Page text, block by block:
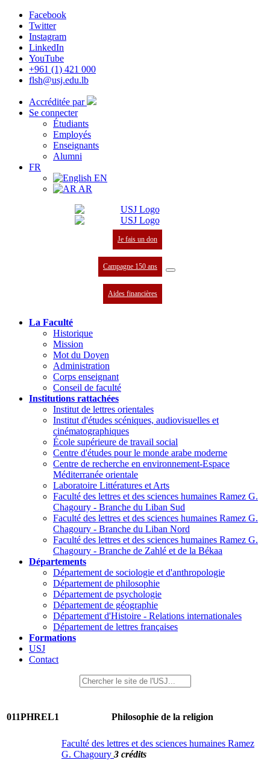
Facebook
Twitter
Instagram
LinkedIn
YouTube
+961 (1) 421 000
flsh@usj.edu.lb
Accréditée par
Se connecter
Étudiants
Employés
Enseignants
Alumni
FR
EN
AR
Je fais un don
Campagne 150 ans
Aides financières
La Faculté
Historique
Mission
Mot du Doyen
Administration
Corps enseignant
Conseil de faculté
Institutions rattachées
Institut de lettres orientales
Institut d'études scéniques, audiovisuelles et
cinématographiques
École supérieure de travail social
Centre d'études pour le monde arabe moderne
Centre de recherche en environnement-Espace
Méditerranée orientale
Laboratoire Littératures et Arts
Faculté des lettres et des sciences humaines Ramez G.
Chagoury - Branche du Liban Sud
Faculté des lettres et des sciences humaines Ramez G.
Chagoury - Branche du Liban Nord
Faculté des lettres et des sciences humaines Ramez G.
Chagoury - Branche de Zahlé et de la Békaa
Départements
Département de sociologie et d'anthropologie
Département de philosophie
Département de psychologie
Département de géographie
Département d'Histoire - Relations internationales
Département de lettres françaises
Formations
USJ
Contact
011PHREL1 Philosophie de la religion
Faculté des lettres et des sciences humaines Ramez
G. Chagoury 3 crédits